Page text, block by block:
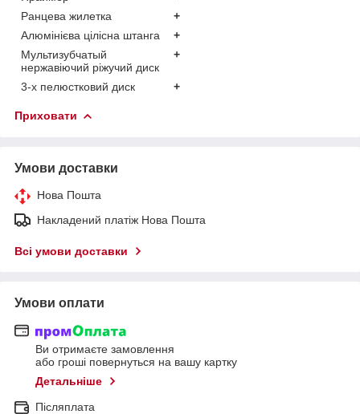
Ранцева жилетка
+
Алюмінієва цілісна штанга
+
Мультизубчатый
нержавіючий ріжучий диск
+
3-х пелюстковий диск +
Приховати
Умови доставки
Нова Пошта
Накладений платіж Нова Пошта
Всі умови доставки
Умови оплати
Ви отримаєте замовлення
або гроші повернуться на вашу картку
Детальніше
Післяплата